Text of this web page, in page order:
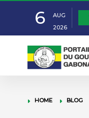
6
AUG
2026
HOME BLOG